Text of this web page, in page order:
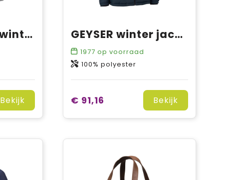
Softshell jas | winter | dames
Bekijk
GEYSER winter jacket
1977 op voorraad
100% polyester
€ 91,16 Bekijk